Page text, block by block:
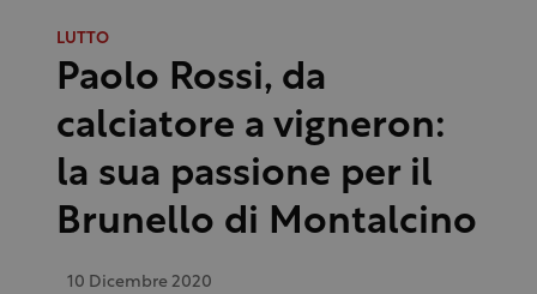
LUTTO
Paolo Rossi, da
calciatore a vigneron:
la sua passione per il
Brunello di Montalcino
10 Dicembre 2020